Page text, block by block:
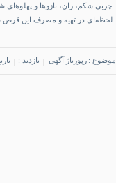
چربی شکم، ران، بازوها و
لحظه‌ای در تهیه و مصرف این قرص
موضوع : رپورتاژ آگهی بازدید : تاریخ